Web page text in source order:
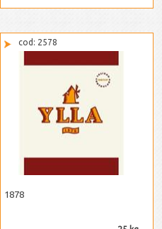
cod: 2578
1878